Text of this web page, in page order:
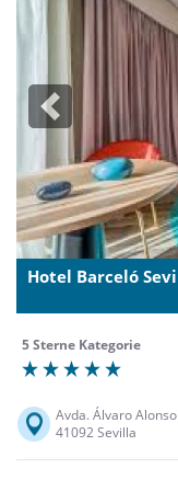
Previous
Hotel Barceló
5 Sterne Kategorie
Avda. Álvaro
41092 Sevilla